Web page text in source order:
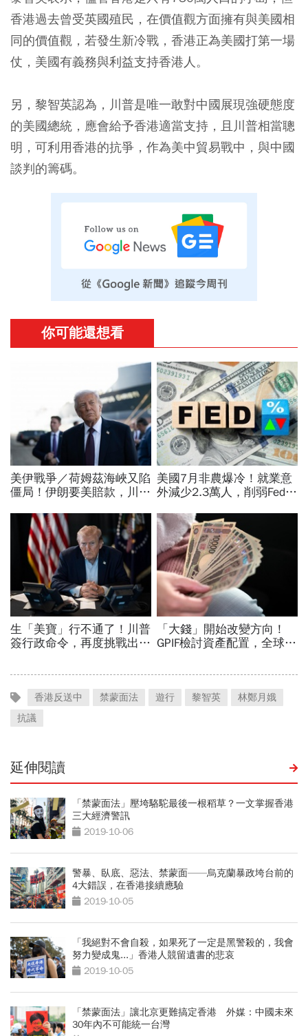
香港過去曾受英國殖民，在價值觀方面擁有與美國相
同的價值觀，若發生新冷戰，香港正為美國打第一場
仗，美國有義務與利益支持香港人。
另，黎智英認為，川普是唯一敢對中國展現強硬態度
的美國總統，應會給予香港適當支持，且川普相當聰
明，可利用香港的抗爭，作為美中貿易戰中，與中國
談判的籌碼。
香港反送中 禁蒙面法 遊行 黎智英
林鄭月娥
抗議
延伸閱讀
「禁蒙面法」壓垮駱駝最後一根稻草？一文掌握香港
三大經濟警訊
2019-10-06
警暴、臥底、惡法、禁蒙面——烏克蘭暴政垮台前的
4大錯誤，在香港接續應驗
2019-10-05
「我絕對不會自殺，如果死了一定是黑警殺的，我會
努力變成鬼...」香港人競留遺書的悲哀
2019-10-05
「禁蒙面法」讓北京更難搞定香港 外媒：中國未來
30年內不可能統一台灣